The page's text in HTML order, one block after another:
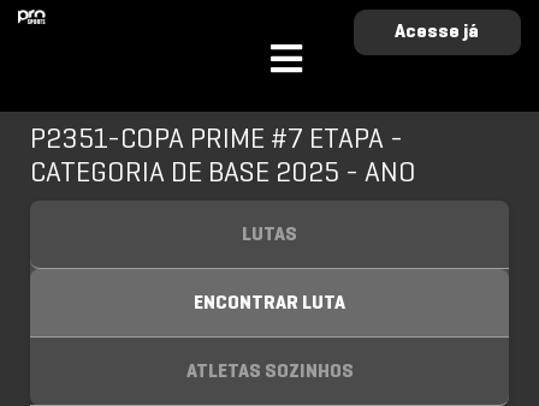
Acesse já
P2351-COPA PRIME #7 ETAPA -
CATEGORIA DE BASE 2025 - ANO
LUTAS
ENCONTRAR LUTA
ATLETAS SOZINHOS